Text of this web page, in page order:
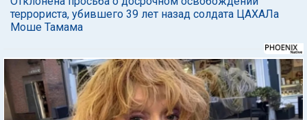
террориста, убившего 39 лет назад солдата ЦАХАЛа
Моше Тамама